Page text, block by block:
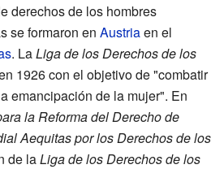
derechos de los hombres
se formaron en Austriaen el
. LaLiga de los Derechos de los
1926 con el objetivo de "combatir
emancipación de la mujer". En
la Reforma del Derecho de
Aequitas por los Derechos de los
de laLiga de los Derechos de los